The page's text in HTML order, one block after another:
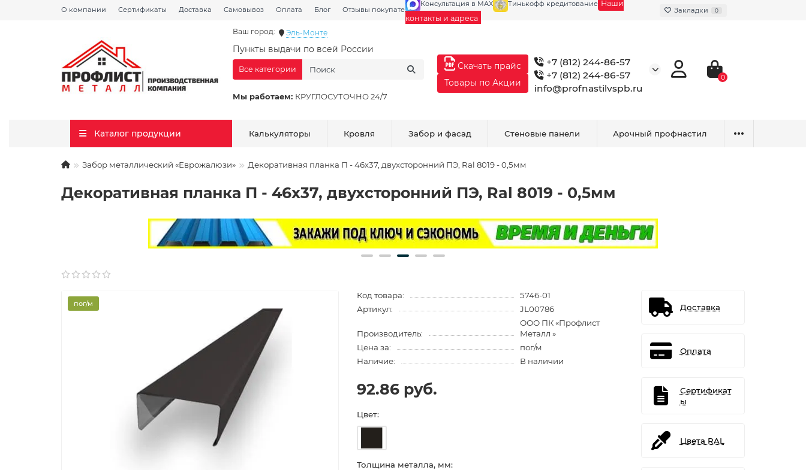
О компании Сертификаты Доставка Самовывоз Оплата Блог Отзывы покупателей Галерея
Консультация в MAX Тинькофф кредитование Наши
контакты и адреса
Закладки 0
Ваш город: Эль-Монте
Пункты выдачи по всей России
Мы работаем: КРУГЛОСУТОЧНО 24/7
Все категории
Скачать прайс
Товары по Акции
+7 (812) 244-86-57
+7 (812) 244-86-57
info@profnastilvspb.ru
0
Каталог продукции Калькуляторы Кровля Забор и фасад Стеновые панели Арочный профнастил
Забор металлический «Еврожалюзи» Декоративная планка П - 46х37, двухсторонний ПЭ, Ral 8019 - 0,5мм
Декоративная планка П - 46х37, двухсторонний ПЭ, Ral 8019 - 0,5мм
пог/м
Код товара:
5746-01
Артикул:
JL00786
Производитель:
ООО ПК «Профлист
Металл »
Цена за:
пог/м
Наличие:
В наличии
92.86 руб.
Цвет:
Толщина металла, мм:
Доставка
Оплата
Сертификат
ы
Цвета RAL